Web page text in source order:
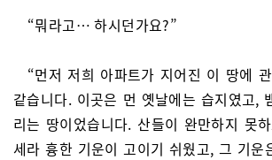
“뭐라고… 하시던가요?”
“먼저 저희 아파트가 지어진 이 땅에
같습니다. 이곳은 먼 옛날에는 습지였고,
리는 땅이었습니다. 산들이 완만하지 못
세라 흉한 기운이 고이기 쉬웠고, 그 기운